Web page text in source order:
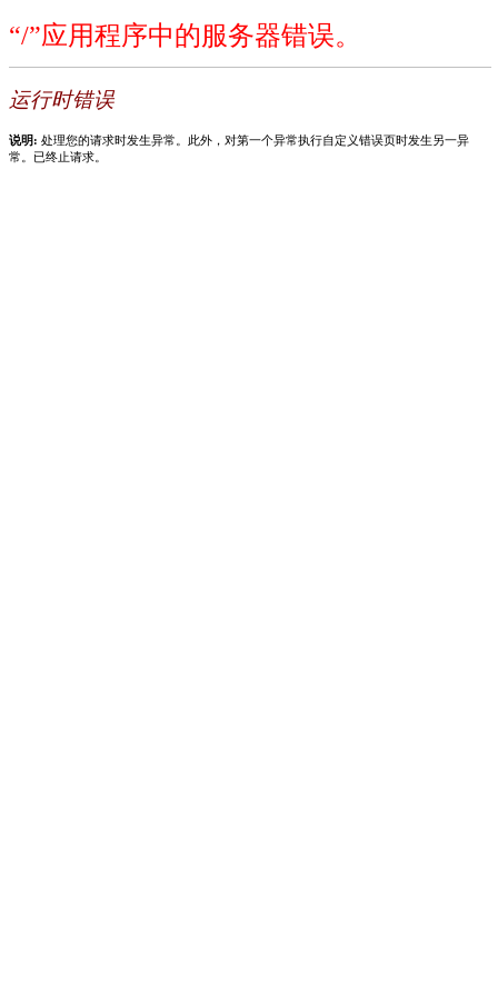
“/”应用程序中的服务器错误。
运行时错误
说明: 处理您的请求时发生异常。此外，对第一个异常执行自定义错误页时发生另一异
常。已终止请求。